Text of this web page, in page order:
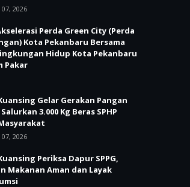
2026
Perda Green City (Perda
Kota Pekanbaru Bersama
Hidup Kota Pekanbaru
Pakar
Gelar Gerakan Pangan
3.000 Kg Beras SPHP
2026
Periksa Dapur SPPG,
Makanan Aman dan Layak